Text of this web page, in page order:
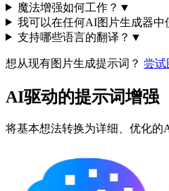
魔法增强如何工作？ ▼
我可以在任何AI图片生成器中
支持哪些语言的翻译？ ▼
想从现有图片生成提示词？ 尝试
AI驱动的提示词增强
将基本想法转换为详细、优化的